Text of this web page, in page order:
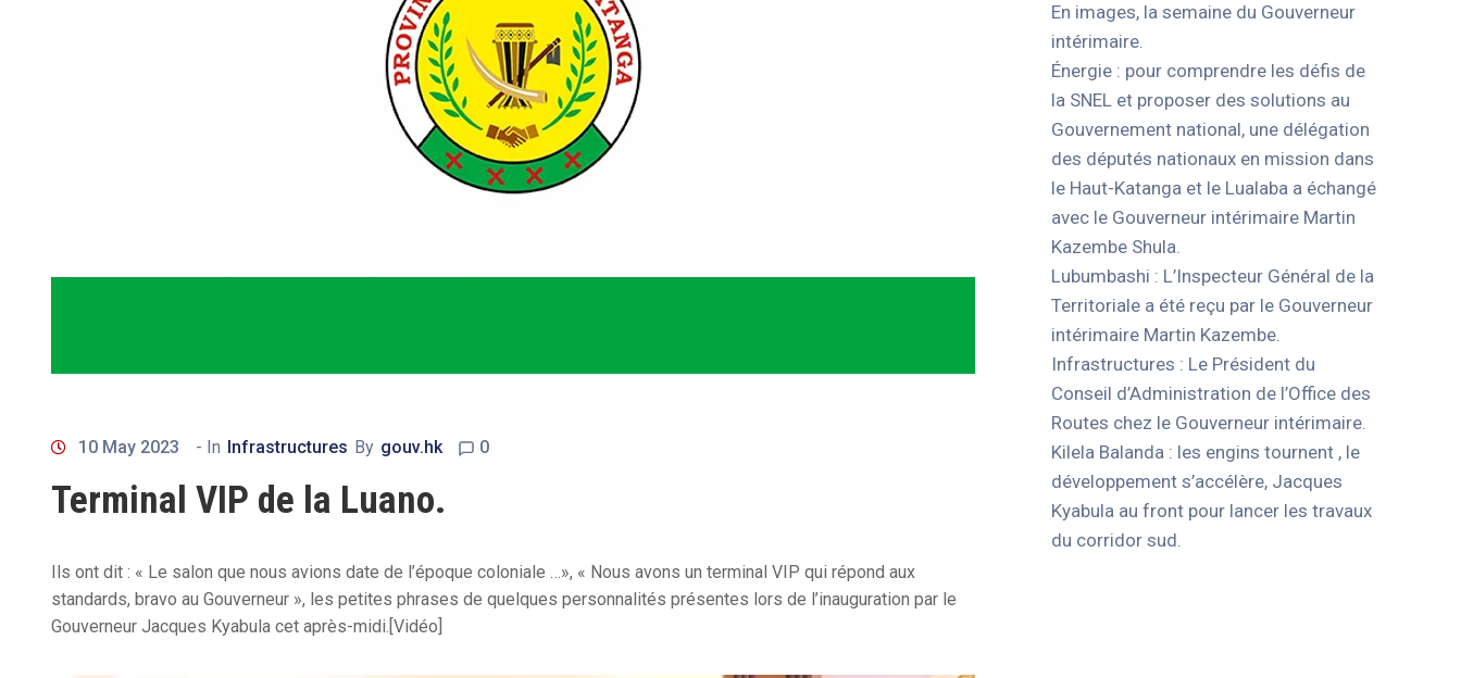
10 May 2023 - In Infrastructures By gouv.hk 0
Terminal VIP de la Luano.
Ils ont dit : « Le salon que nous avions date de l’époque coloniale …», « Nous avons un terminal VIP qui répond aux
standards, bravo au Gouverneur », les petites phrases de quelques personnalités présentes lors de l’inauguration par le
Gouverneur Jacques Kyabula cet après-midi.[Vidéo]
En images, la semaine du Gouverneur
intérimaire.
Énergie : pour comprendre les défis de
la SNEL et proposer des solutions au
Gouvernement national, une délégation
des députés nationaux en mission dans
le Haut-Katanga et le Lualaba a échangé
avec le Gouverneur intérimaire Martin
Kazembe Shula.
Lubumbashi : L’Inspecteur Général de la
Territoriale a été reçu par le Gouverneur
intérimaire Martin Kazembe.
Infrastructures : Le Président du
Conseil d’Administration de l’Office des
Routes chez le Gouverneur intérimaire.
Kilela Balanda : les engins tournent , le
développement s’accélère, Jacques
Kyabula au front pour lancer les travaux
du corridor sud.